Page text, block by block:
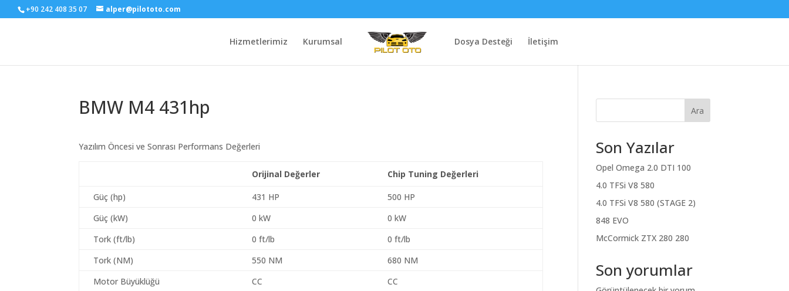
+90 242 408 35 07 alper@pilototo.com
Hizmetlerimiz Kurumsal Dosya Desteği İletişim
BMW M4 431hp
Yazılım Öncesi ve Sonrası Performans Değerleri
Orijinal Değerler Chip Tuning Değerleri
Güç (hp) 431 HP
500 HP
Güç (kW)
0 kW
0 kW
Tork (ft/lb)
0 ft/lb
0 ft/lb
Tork (NM)
550 NM
680 NM
Motor Büyüklüğü
CC
CC
Ara
Son Yazılar
Opel Omega 2.0 DTI 100
4.0 TFSi V8 580
4.0 TFSi V8 580 (STAGE 2)
848 EVO
McCormick ZTX 280 280
Son yorumlar